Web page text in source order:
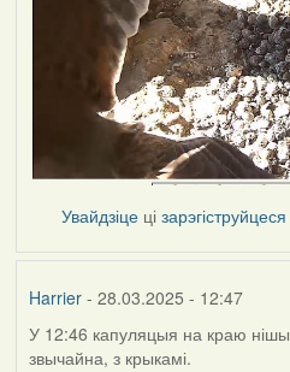
Увайдзіце цізарэгіструйцеся
Harrier- 28.03.2025 - 12:47
У 12:46 капуляцыя на краю
звычайна, з крыкамі.